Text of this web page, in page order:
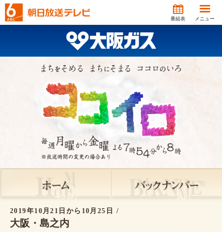
番組表 メニュー
2019年10月21日から10月25日 /
大阪・島之内